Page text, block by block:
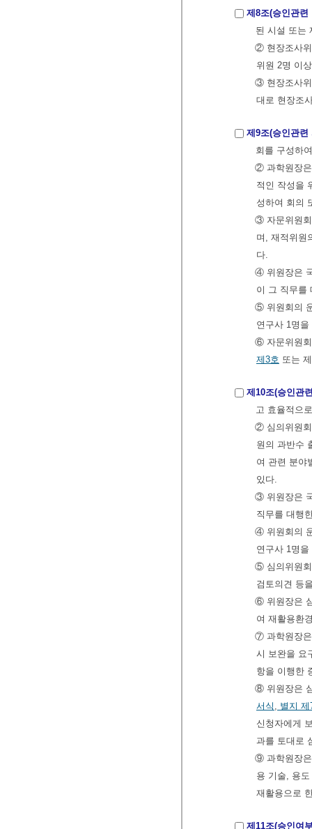
제8조(승인관련
된 시설 또는
② 현장조사위
위원 2명 이
③ 현장조사위
대로 현장조
제9조(승인관련
회를 구성하
② 과학원장은
적인 작성을
성하여 회의
③ 자문위원회
며, 재적위원
다.
④ 위원장은
이 그 직무를
⑤ 위원회의
연구사 1명
⑥ 자문위원
제3호 또는
제10조(승인관
고 효율적으
② 심의위원
원의 과반수
여 관련 분야
있다.
③ 위원장은
직무를 대행
④ 위원회의
연구사 1명
⑤ 심의위원
검토의견 등
⑥ 위원장은
여 재활용환
⑦ 과학원장은
시 보완을 요
항을 이행한
⑧ 위원장은
서식 , 별지
신청자에게
과를 토대로
⑨ 과학원장은
용 기술, 용
재활용으로
제11조(승인여